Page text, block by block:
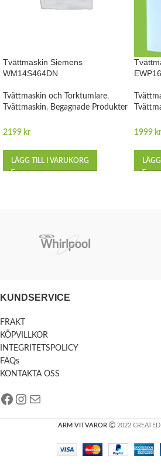
Tvättmaskin Siemens
WM14S464DN
Tvättmaskin och Torktumlare,
Tvättmaskin, Begagnade Produkter
2199 kr
LÄGG TILL I VARUKORG
1999 kr
KUNDSERVICE
FRAKT
KÖPVILLKOR
INTEGRITETSPOLICY
FAQs
KONTAKTA OSS
ARM VITVAROR 2022